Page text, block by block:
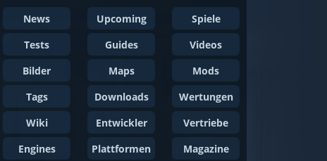
News Upcoming
Spiele
Tests
Guides
Videos
Bilder
Maps
Mods
Tags
Downloads
Wertungen
Wiki
Entwickler
Vertriebe
Engines
Plattformen
Magazine